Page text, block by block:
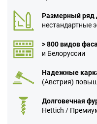
Размерный ряд
нестандартные
> 800 видов
и Белоруссии
Надежные
(Австрия)
Долговечная
Hettich /